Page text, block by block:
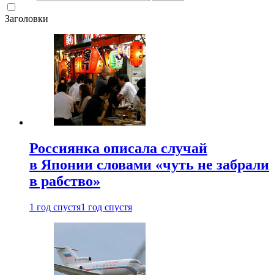
Заголовки
Россиянка описала случай
в Японии словами «чуть не забрали
в рабство»
1 год спустя1 год спустя